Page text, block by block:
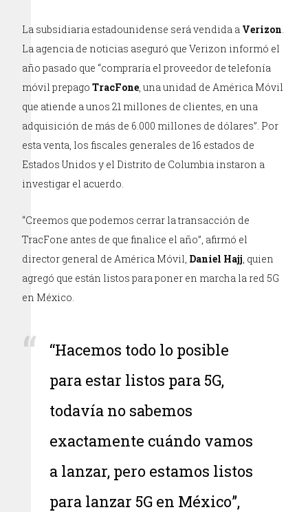
La subsidiaria estadounidense será vendida a Verizon.
La agencia de noticias aseguró que Verizon informó el
año pasado que “compraría el proveedor de telefonía
móvil prepagoTracFone, una unidad de América Móvil
que atiende a unos 21 millones de clientes, en una
adquisición de más de 6.000 millones de dólares”. Por
esta venta, los fiscales generales de 16 estados de
Estados Unidos y el Distrito de Columbia instaron a
investigar el acuerdo.
“Creemos que podemos cerrar la transacción de
TracFone antes de que finalice el año”, afirmó el
director general de América Móvil, Daniel Hajj, quien
agregó que están listos para poner en marcha la red 5G
en México.
“Hacemos todo lo posible
para estar listos para 5G,
todavía no sabemos
exactamente cuándo vamos
a lanzar, pero estamos listos
para lanzar 5G en México”,